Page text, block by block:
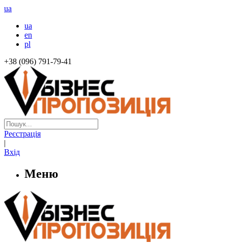
ua
ua
en
pl
+38 (096) 791-79-41
Реєстрація
|
Вхід
Меню